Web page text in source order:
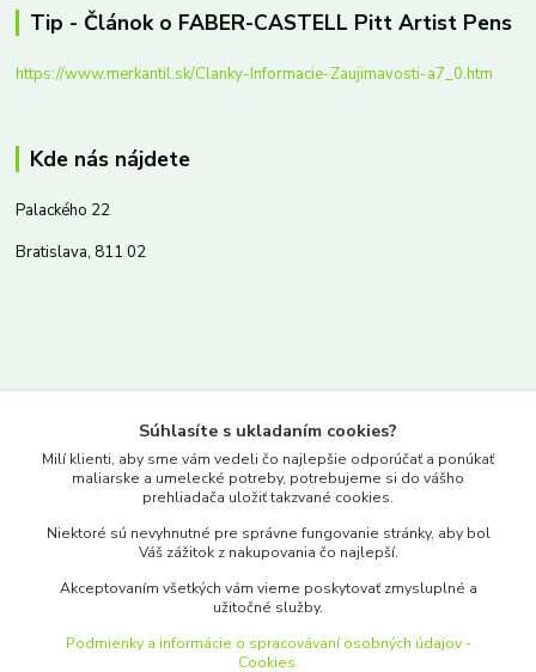
Tip - Článok o FABER-CASTELL Pitt Artist Pens
https://www.merkantil.sk/Clanky-Informacie-Zaujimavosti-a7_0.htm
Kde nás nájdete
Palackého 22
Bratislava, 811 02
www.merkantil.sk
Pondelok-Piatok: 9.00-17.00hod.
objednavky@merkantil-obchod.sk
Súhlasíte s ukladaním cookies?
Milí klienti, aby sme vám vedeli čo najlepšie odporúčať a ponúkať
maliarske a umelecké potreby, potrebujeme si do vášho
prehliadača uložiť takzvané cookies.
Niektoré sú nevyhnutné pre správne fungovanie stránky, aby bol
Váš zážitok z nakupovania čo najlepší.
Akceptovaním všetkých vám vieme poskytovať zmysluplné a
užitočné služby.
Podmienky a informácie o spracovávaní osobných údajov -
Cookies.